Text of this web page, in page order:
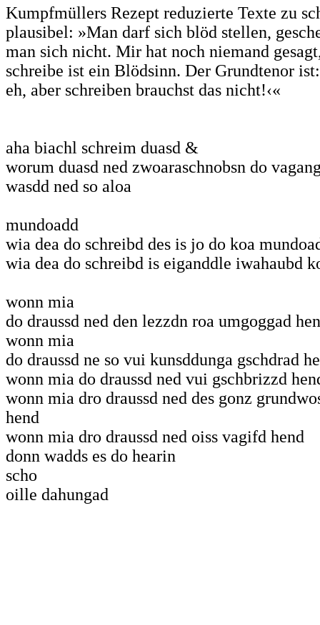
Kumpfmüllers Rezept reduzierte Texte zu
plausibel: »Man darf sich blöd stellen,
man sich nicht. Mir hat noch niemand
schreibe ist ein Blödsinn. Der Grundtenor
eh, aber schreiben brauchst das nicht!‹«
aha biachl schreim duasd &
worum duasd ned zwoaraschnobsn do
wasdd ned so aloa
mundoadd
wia dea do schreibd des is jo do koa
wia dea do schreibd is eiganddle iwahaubd
wonn mia
do draussd ned den lezzdn roa umgoggad
wonn mia
do draussd ne so vui kunsddunga gschdrad
wonn mia do draussd ned vui gschbrizzd
wonn mia dro draussd ned des gonz
hend
wonn mia dro draussd ned oiss vagifd hend
donn wadds es do hearin
scho
oille dahungad